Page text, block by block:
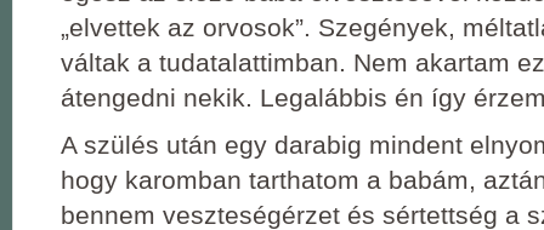
„elvettek az orvosok”. Szegények,
váltak a tudatalattimban. Nem akartam
átengedni nekik. Legalábbis én így
A szülés után egy darabig mindent
hogy karomban tarthatom a babám,
bennem veszteségérzet és sértettség a